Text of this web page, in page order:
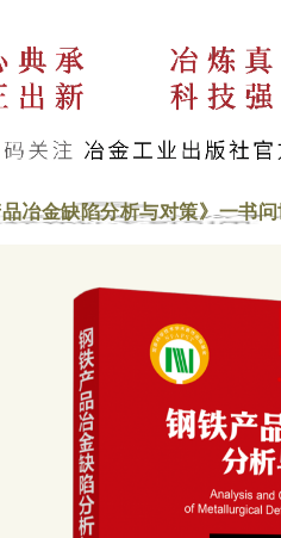
冶金缺陷分析与对策》一书问